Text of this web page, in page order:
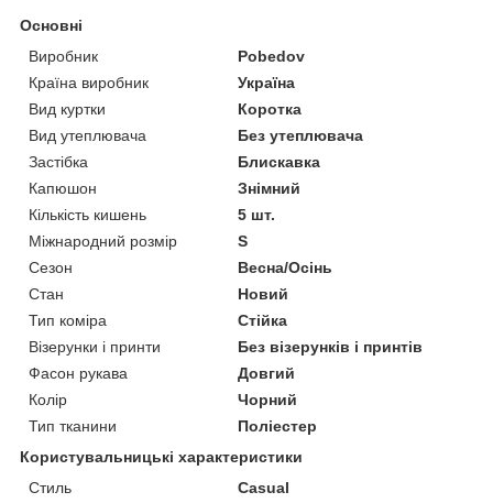
Основні
Виробник
Pobedov
Країна виробник
Україна
Вид куртки
Коротка
Вид утеплювача
Без утеплювача
Застібка
Блискавка
Капюшон
Знімний
Кількість кишень
5 шт.
Міжнародний розмір
S
Сезон
Весна/Осінь
Стан
Новий
Тип коміра
Стійка
Візерунки і принти
Без візерунків і принтів
Фасон рукава
Довгий
Колір
Чорний
Тип тканини
Поліестер
Користувальницькі характеристики
Стиль
Casual